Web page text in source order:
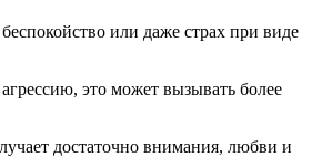
или даже страх при виде
это может вызывать более
достаточно внимания, любви и